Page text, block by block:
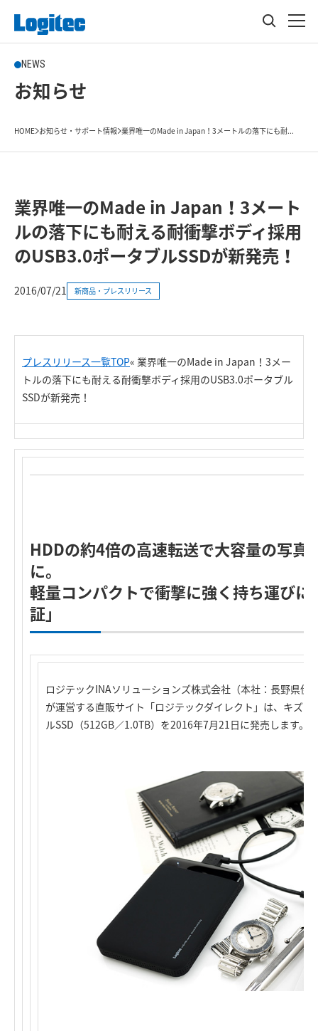
NEWS
お知らせ
HOME お知らせ・サポート情報 業界唯一のMade in Japan！3メートルの落下にも耐...
業界唯一のMade in Japan！3メート
ルの落下にも耐える耐衝撃ボディ採用
のUSB3.0ポータブルSSDが新発売！
2016/07/21 新商品・プレスリリース
プレスリリース一覧TOP« 業界唯一のMade in Japan！3メー
トルの落下にも耐える耐衝撃ボディ採用のUSB3.0ポータブル
SSDが新発売 ！
HDDの約4倍の高速転送で大容量の写真
に。
軽量コンパクトで衝撃に強く持ち運び
証」
ロジテックINAソリューションズ株式会社（本社：長野県伊
が運営する直販サイト「ロジテックダイレクト」は、キズ
ルSSD（512GB／1.0TB）を2016年7月21日に発売します。